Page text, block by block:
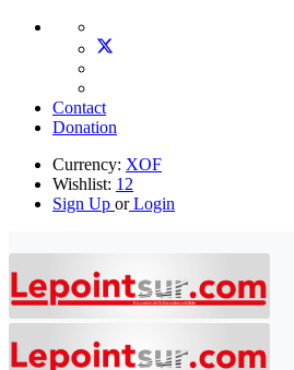
Contact
Donation
Currency: XOF
Wishlist: 12
Sign Up orLogin